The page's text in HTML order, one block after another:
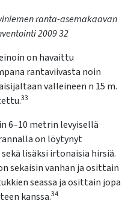
ranta-asemakaavan
200932
on havaittu
rantaviivasta noin
valleineen n 15 m.
33
6–10 metrin levyisellä
on löytynyt
lisäksi irtonaisia hirsiä.
sekaisin vanhan ja osittain
seassa ja osittain jopa
kanssa.34